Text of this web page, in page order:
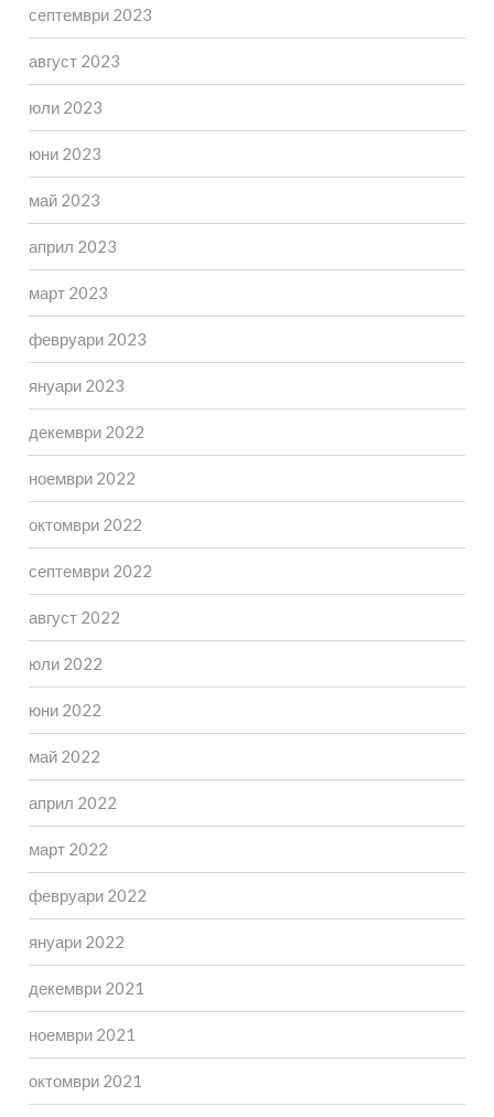
септември 2023
август 2023
юли 2023
юни 2023
май 2023
април 2023
март 2023
февруари 2023
януари 2023
декември 2022
ноември 2022
октомври 2022
септември 2022
август 2022
юли 2022
юни 2022
май 2022
април 2022
март 2022
февруари 2022
януари 2022
декември 2021
ноември 2021
октомври 2021